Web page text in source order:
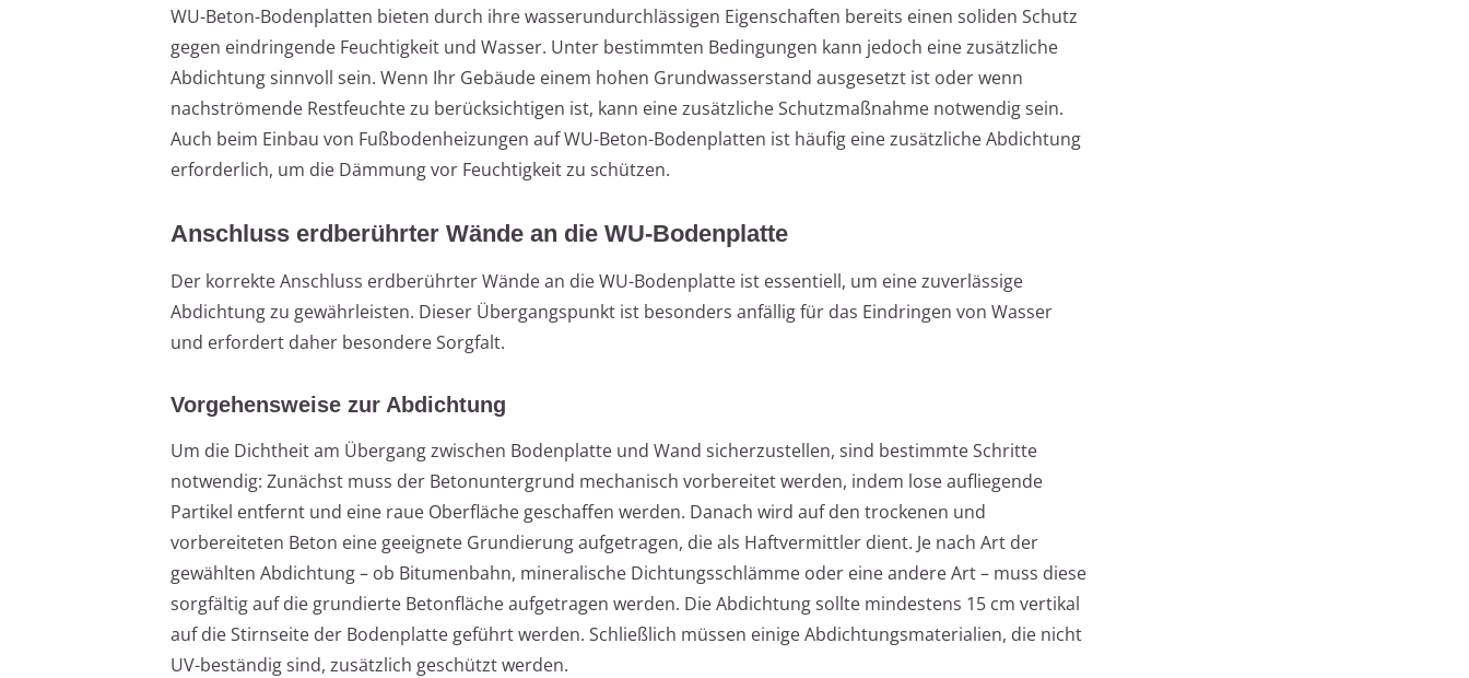
WU-Beton-Bodenplatten bieten durch ihre wasserundurchlässigen Eigenschaften bereits einen soliden Schutz
gegen eindringende Feuchtigkeit und Wasser. Unter bestimmten Bedingungen kann jedoch eine zusätzliche
Abdichtung sinnvoll sein. Wenn Ihr Gebäude einem hohen Grundwasserstand ausgesetzt ist oder wenn
nachströmende Restfeuchte zu berücksichtigen ist, kann eine zusätzliche Schutzmaßnahme notwendig sein.
Auch beim Einbau von Fußbodenheizungen auf WU-Beton-Bodenplatten ist häufig eine zusätzliche Abdichtung
erforderlich, um die Dämmung vor Feuchtigkeit zu schützen.
Anschluss erdberührter Wände an die WU-Bodenplatte
Der korrekte Anschluss erdberührter Wände an die WU-Bodenplatte ist essentiell, um eine zuverlässige
Abdichtung zu gewährleisten. Dieser Übergangspunkt ist besonders anfällig für das Eindringen von Wasser
und erfordert daher besondere Sorgfalt.
Vorgehensweise zur Abdichtung
Um die Dichtheit am Übergang zwischen Bodenplatte und Wand sicherzustellen, sind bestimmte Schritte
notwendig: Zunächst muss der Betonuntergrund mechanisch vorbereitet werden, indem lose aufliegende
Partikel entfernt und eine raue Oberfläche geschaffen werden. Danach wird auf den trockenen und
vorbereiteten Beton eine geeignete Grundierung aufgetragen, die als Haftvermittler dient. Je nach Art der
gewählten Abdichtung – ob Bitumenbahn, mineralische Dichtungsschlämme oder eine andere Art – muss diese
sorgfältig auf die grundierte Betonfläche aufgetragen werden. Die Abdichtung sollte mindestens 15 cm vertikal
auf die Stirnseite der Bodenplatte geführt werden. Schließlich müssen einige Abdichtungsmaterialien, die nicht
UV-beständig sind, zusätzlich geschützt werden.